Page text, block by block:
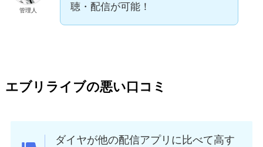
管理人 聴・配信が可能！
エブリライブの悪い口コミ
ダイヤが他の配信アプリに比べて高す